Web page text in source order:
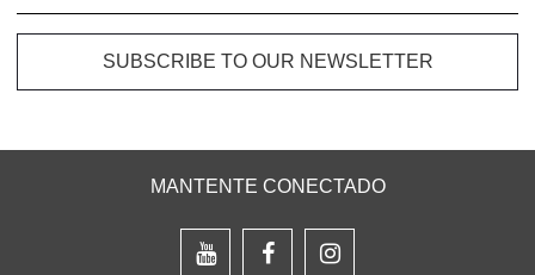
MANTENTE CONECTADO